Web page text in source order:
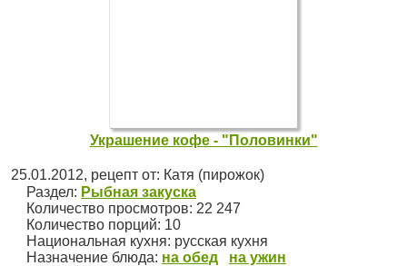
Украшение кофе - "Половинки"
25.01.2012, рецепт от: Катя (пирожок)
Раздел: Рыбная закуска
Количество просмотров: 22 247
Количество порций: 10
Национальная кухня: русская кухня
Назначение блюда: на обед на ужин